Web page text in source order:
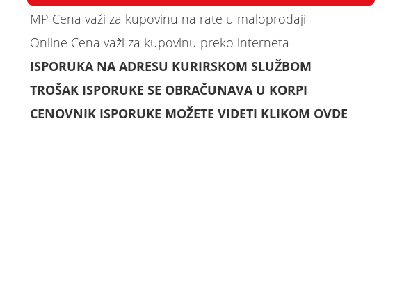
MP Cena važi za kupovinu na rate u maloprodaji
Online Cena važi za kupovinu preko interneta
ISPORUKA NA ADRESU KURIRSKOM SLUŽBOM
TROŠAK ISPORUKE SE OBRAČUNAVA U KORPI
CENOVNIK ISPORUKE MOŽETE VIDETI KLIKOM OVDE